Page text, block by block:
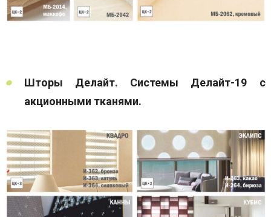
Шторы Делайт. Системы Делайт-19 с
акционными тканями.